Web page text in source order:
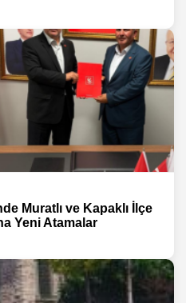
Muratlı ve Kapaklı İlçe
Yeni Atamalar